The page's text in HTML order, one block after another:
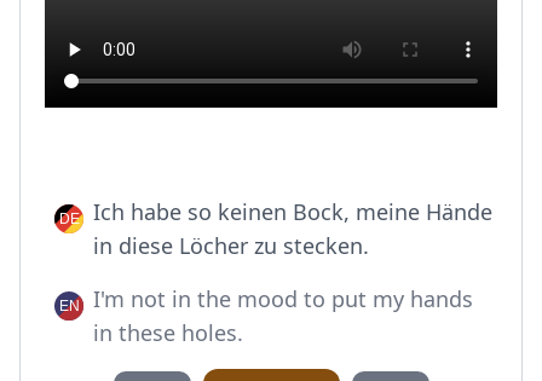
Ich habe so keinen Bock, meine Hände
in diese Löcher zu stecken.
I'm not in the mood to put my hands
in these holes.